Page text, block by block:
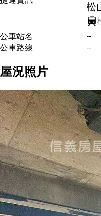
松
公車站名
--
公車路線
--
屋況照片